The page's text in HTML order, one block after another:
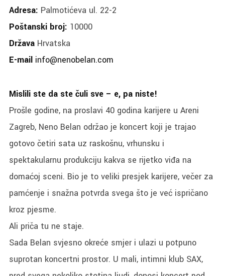
Adresa: Palmotićeva ul. 22-2
Poštanski broj: 10000
DržavaHrvatska
E-mail info@nenobelan.com
Mislili ste da ste čuli sve – e, pa niste!
Prošle godine, na proslavi 40 godina karijere u Areni
Zagreb, Neno Belan održao je koncert koji je trajao
gotovo četiri sata uz raskošnu, vrhunsku i
spektakularnu produkciju kakva se rijetko viđa na
domaćoj sceni. Bio je to veliki presjek karijere, večer za
pamćenje i snažna potvrda svega što je već ispričano
kroz pjesme.
Ali priča tu ne staje.
Sada Belan svjesno okreće smjer i ulazi u potpuno
suprotan koncertni prostor. U mali, intimni klub SAX,